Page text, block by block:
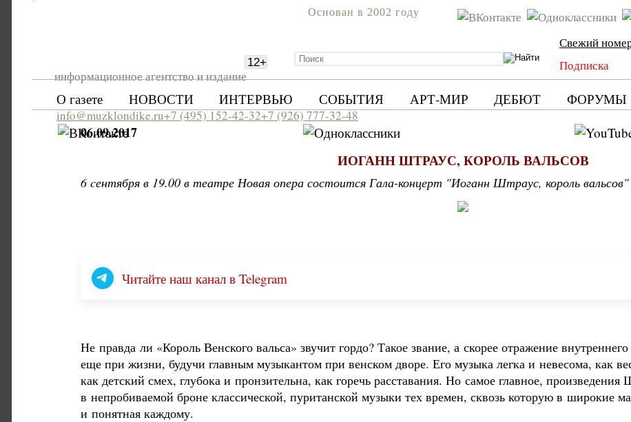
информационное агентство и издание
12+
Основан в 2002 году
Свежий
Подписка
О газете НОВОСТИ ИНТЕРВЬЮ СОБЫТИЯ АРТ-МИР ДЕБЮТ ФОРУМЫ
info@muzklondike.ru+7 (495) 152-42-32+7 (926) 777-32-48
06.09.2017
ИОГАНН ШТРАУС, КОРОЛЬ ВАЛЬСОВ
6 cентября в 19.00 в театре Новая опера состоится Гала-концерт "Иоганн Штраус, король вальсов"
Читайте наш канал в Telegram
Не правда ли «Король Венского вальса» звучит гордо? Такое звание, а скорее отражение
еще при жизни, будучи главным музыкантом при венском дворе. Его музыка легка и невесома, как
как детский смех, глубока и пронзительна, как горечь расставания. Но самое главное,
в непробиваемой броне классической, пуританской музыки тех времен, сквозь которую в широкие
и понятная каждому.